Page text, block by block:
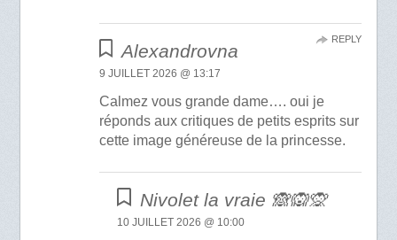
Alexandrovna
9 JUILLET 2026 @ 13:17
Calmez vous grande dame…. oui je
réponds aux critiques de petits esprits sur
cette image généreuse de la princesse.
REPLY
Nivolet la vraie 🙈🙉🙊
10 JUILLET 2026 @ 10:00